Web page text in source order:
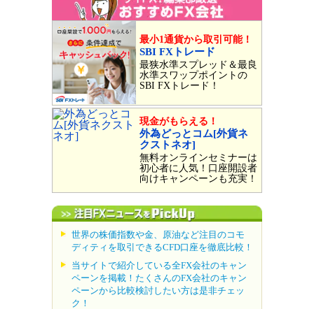
最小1通貨から取引可能！
SBI FXトレード
最狭水準スプレッド＆最良
水準スワップポイントの
SBI FXトレード！
現金がもらえる！
外為どっとコム[外貨ネ
クストネオ]
無料オンラインセミナーは
初心者に人気！口座開設者
向けキャンペーンも充実！
世界の株価指数や金、原油など注目のコモ
ディティを取引できるCFD口座を徹底比較！
当サイトで紹介している全FX会社のキャン
ペーンを掲載！たくさんのFX会社のキャン
ペーンから比較検討したい方は是非チェッ
ク！